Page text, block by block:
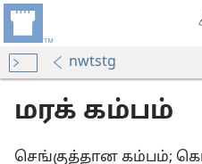
nwtstg
மரக் கம்பம்
செங்குத்தான கம்பம்;